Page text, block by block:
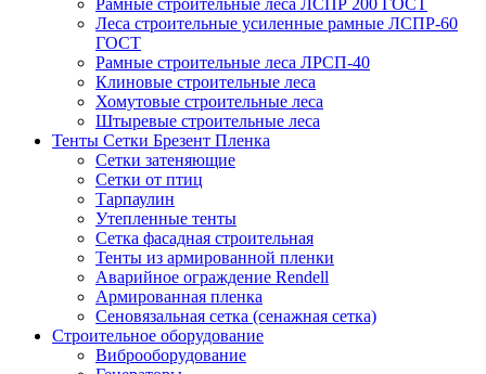
Рамные строительные леса ЛСПР 200 ГОСТ
Леса строительные усиленные рамные ЛСПР-60
ГОСТ
Рамные строительные леса ЛРСП-40
Клиновые строительные леса
Хомутовые строительные леса
Штыревые строительные леса
Тенты Сетки Брезент Пленка
Сетки затеняющие
Сетки от птиц
Тарпаулин
Утепленные тенты
Сетка фасадная строительная
Тенты из армированной пленки
Аварийное ограждение Rendell
Армированная пленка
Сеновязальная сетка (сенажная сетка)
Строительное оборудование
Виброоборудование